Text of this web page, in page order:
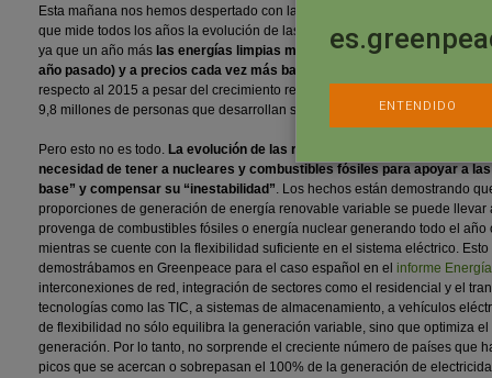
Esta mañana nos hemos despertado con las
que mide todos los años la evolución de las renovables en el mundo. La
ya que un año más las energías limpias marcan un récord de nueva
año pasado) y a precios cada vez más bajos
respecto al 2015 a pesar del crecimiento registrado en la instalación. Un
9,8 millones de personas que desarrollan su actividad laboral en este
Pero esto no es todo. La evolución de las renovables está desmontando
necesidad de tener a nucleares y combustibles fósiles para apoyar a
base” y compensar su “inestabilidad”. Los hechos están demostrando
proporciones de generación de energía renovable variable se puede llevar
provenga de combustibles fósiles o energía nuclear generando todo el
mientras se cuente con la flexibilidad suficiente en el sistema eléctrico.
demostrábamos en Greenpeace para el caso español en el informe
interconexiones de red, integración de sectores como el residencial y el
tecnologías como las TIC, a sistemas de almacenamiento, a vehículos
de flexibilidad no sólo equilibra la generación variable, sino que optimiza
generación. Por lo tanto, no sorprende el creciente número de países que
picos que se acercan o sobrepasan el 100% de la generación de
ENTENDIDO